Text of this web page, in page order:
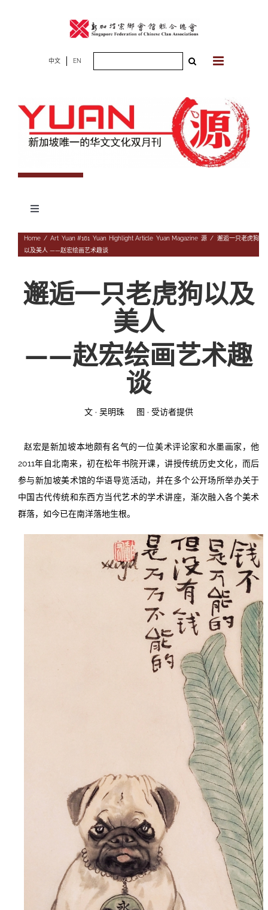
中文 EN
Toggle
专题
文化
历史
往期杂志
180期
177期
投稿
“本土文学”栏目征稿
《源》杂志简介
登录
Home / Art,Yuan #161 ,Yuan Highlight Article, Yuan Magazine ,源 / 邂逅一只老虎狗
以及美人 ——赵宏绘画艺术趣谈
邂逅一只老虎狗以及
美人
——赵宏绘画艺术趣
谈
文 · 吴明珠 图 · 受访者提供
赵宏是新加坡本地颇有名气的一位美术评论家和水墨画家，他
2011年自北南来，初在松年书院开课，讲授传统历史文化，而后
参与新加坡美术馆的华语导览活动，并在多个公开场所举办关于
中国古代传统和东西方当代艺术的学术讲座，渐次融入各个美术
群落，如今已在南洋落地生根。